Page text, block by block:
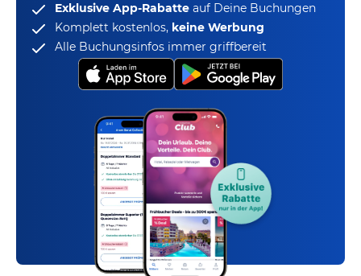
Exklusive App-Rabatte auf Deine Buchungen
Komplett kostenlos, keine Werbung
Alle Buchungsinfos immer griffbereit